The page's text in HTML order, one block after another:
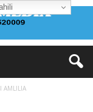
AMLILIA